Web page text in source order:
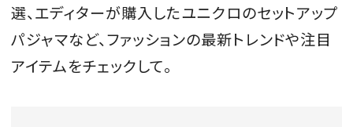
MAGAZINE
選、エディターが購入したユニクロのセットアップ
パジャマなど、ファッションの最新トレンドや注目
アイテムをチェックして。